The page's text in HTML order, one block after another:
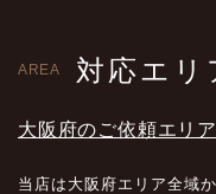
AREA 対応エリ
大阪府のご依頼エリア
当店は大阪府エリア全域